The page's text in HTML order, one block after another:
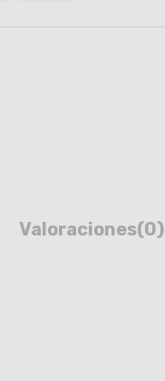
Valoraciones(0)